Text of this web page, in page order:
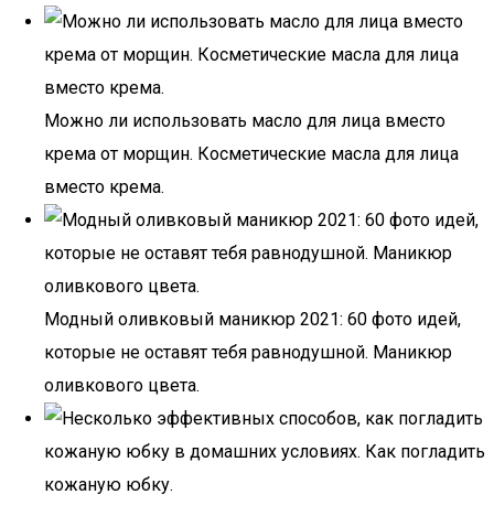
Можно ли использовать масло для лица вместо
крема от морщин. Косметические масла для лица
вместо крема.
Модный оливковый маникюр 2021: 60 фото идей,
которые не оставят тебя равнодушной. Маникюр
оливкового цвета.